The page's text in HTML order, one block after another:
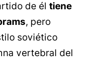
de él tiene
, pero
soviético
vertebral del